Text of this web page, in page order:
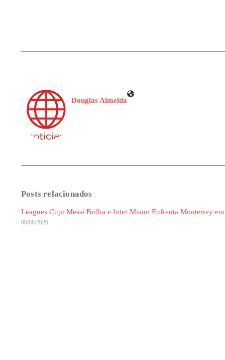
Douglas Almeida
Posts relacionados
Leagues Cup: Messi Brilha e Inter Miami Enfrenta Monterrey em
06/08/2026